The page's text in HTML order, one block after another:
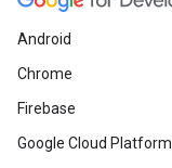
Android
Chrome
Firebase
Google Cloud Platform